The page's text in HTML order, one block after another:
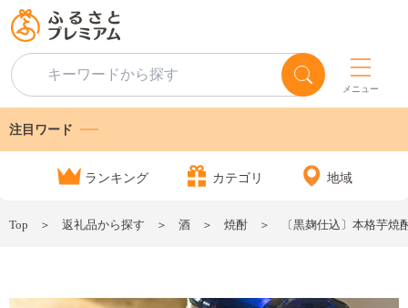
メニュー
注目ワード
ランキング カテゴリ 地域
Top 返礼品から探す 酒 焼酎 〔黒麹仕込〕本格芋